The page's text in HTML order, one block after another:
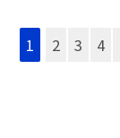
1 2 3 4